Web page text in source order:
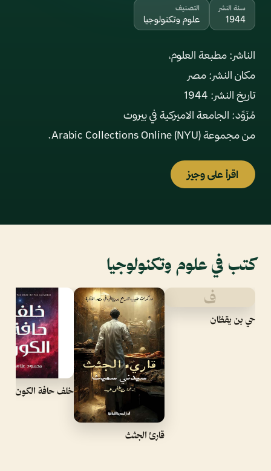
سنة النشر
1944
التصنيف
علوم وتكنولوجيا
من مجموعة Arabic Collections Online (NYU).
اقرأ على وجيز
كتب في علوم وتكنولوجيا
ف
حي بن يقظان
قارئ الجثث
خلف حافة الكون